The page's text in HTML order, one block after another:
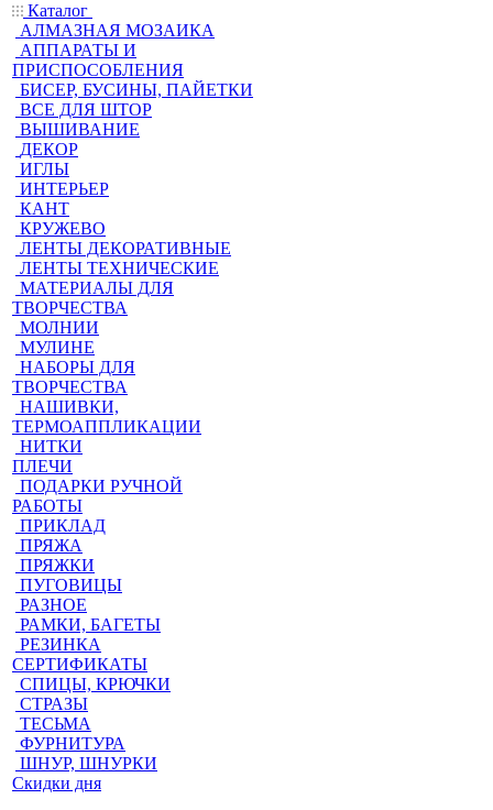
Каталог
АЛМАЗНАЯ МОЗАИКА
АППАРАТЫ И
ПРИСПОСОБЛЕНИЯ
БИСЕР, БУСИНЫ, ПАЙЕТКИ
ВСЕ ДЛЯ ШТОР
ВЫШИВАНИЕ
ДЕКОР
ИГЛЫ
ИНТЕРЬЕР
КАНТ
КРУЖЕВО
ЛЕНТЫ ДЕКОРАТИВНЫЕ
ЛЕНТЫ ТЕХНИЧЕСКИЕ
МАТЕРИАЛЫ ДЛЯ
ТВОРЧЕСТВА
МОЛНИИ
МУЛИНЕ
НАБОРЫ ДЛЯ
ТВОРЧЕСТВА
НАШИВКИ,
ТЕРМОАППЛИКАЦИИ
НИТКИ
ПЛЕЧИ
ПОДАРКИ РУЧНОЙ
РАБОТЫ
ПРИКЛАД
ПРЯЖА
ПРЯЖКИ
ПУГОВИЦЫ
РАЗНОЕ
РАМКИ, БАГЕТЫ
РЕЗИНКА
СЕРТИФИКАТЫ
СПИЦЫ, КРЮЧКИ
СТРАЗЫ
ТЕСЬМА
ФУРНИТУРА
ШНУР, ШНУРКИ
Скидки дня